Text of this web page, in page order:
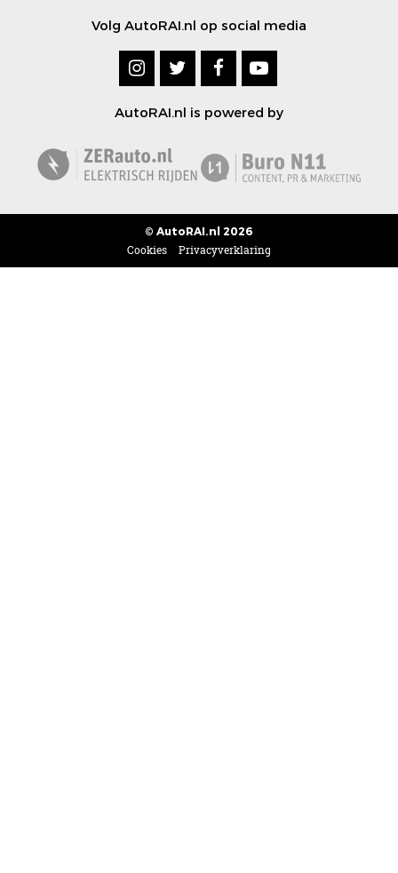
Volg AutoRAI.nl op social media
AutoRAI.nl is powered by
© AutoRAI.nl 2026
Cookies Privacyverklaring